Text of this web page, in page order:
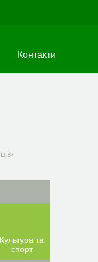
Контакти
Культура та
спорт